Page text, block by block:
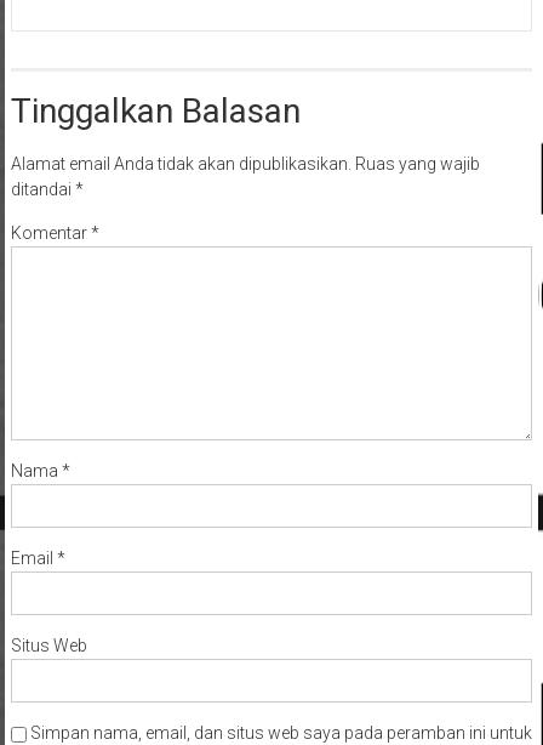
Tinggalkan Balasan
Alamat email Anda tidak akan dipublikasikan. Ruas yang wajib
ditandai *
Komentar*
Nama *
Email *
Situs Web
Simpan nama, email, dan situs web saya pada peramban ini untuk